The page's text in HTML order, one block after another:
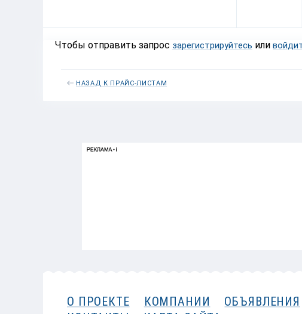
Чтобы отправить запрос зарегистрируйтесь или
НАЗАД К ПРАЙС-ЛИСТАМ
О ПРОЕКТЕ КОМПАНИИ ОБЪЯВЛЕНИЯ